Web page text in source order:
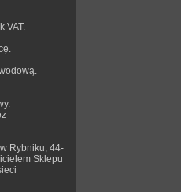
VAT.
Rybniku, 44-
Sklepu